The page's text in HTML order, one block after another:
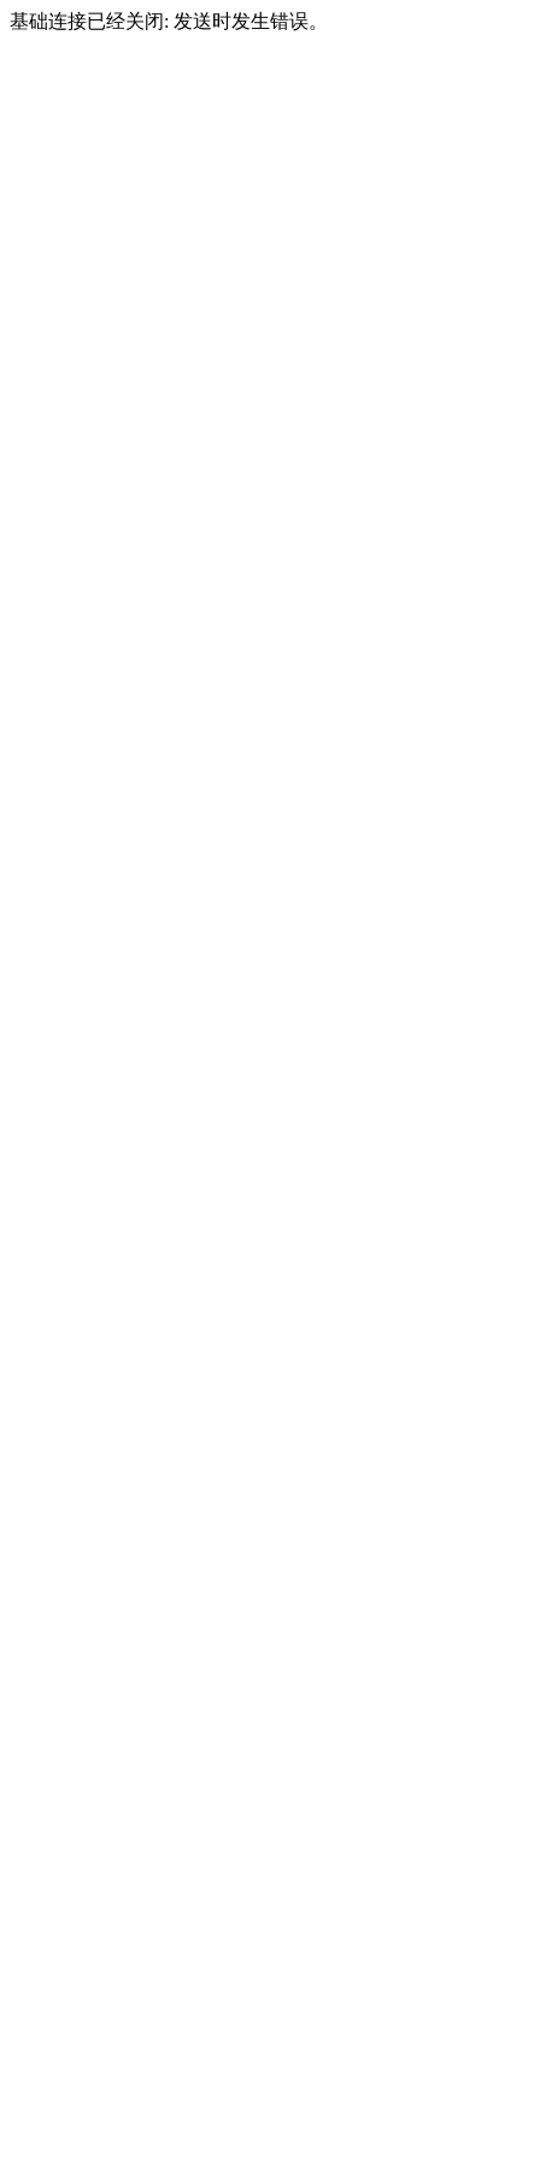
基础连接已经关闭: 发送时发生错误。